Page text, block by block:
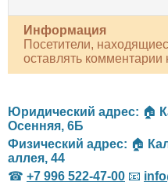
Информация
Посетители,
оставлять комментарии
Юридический адрес: 🏠
Осенняя, 6Б
Физический адрес: 🏠
аллея, 44
☎ +7 996 522-47-00 📧